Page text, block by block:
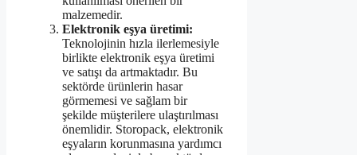
malzemedir.
Elektronik eşya üretimi:
Teknolojinin hızla ilerlemesiyle
birlikte elektronik eşya üretimi
ve satışı da artmaktadır. Bu
sektörde ürünlerin hasar
görmemesi ve sağlam bir
şekilde müşterilere ulaştırılması
önemlidir. Storopack, elektronik
eşyaların korunmasına yardımcı